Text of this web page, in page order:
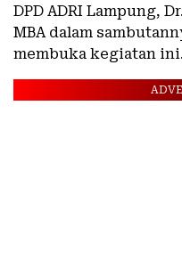
DPD ADRI Lampung,
MBA dalam
membuka kegiatan ini.